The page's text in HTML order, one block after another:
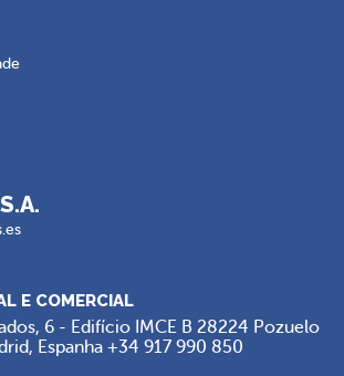
E COMERCIAL
6 - Edifício IMCE B 28224 Pozuelo
Espanha +34 917 990 850